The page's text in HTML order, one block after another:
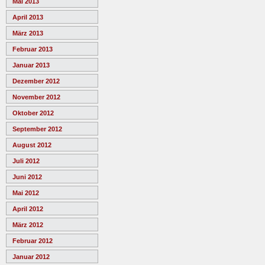
Mai 2013
April 2013
März 2013
Februar 2013
Januar 2013
Dezember 2012
November 2012
Oktober 2012
September 2012
August 2012
Juli 2012
Juni 2012
Mai 2012
April 2012
März 2012
Februar 2012
Januar 2012